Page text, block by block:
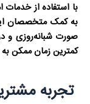
با استفاده از خدمات
به کمک متخصصان
صورت شبانه‌روزی و
کمترین زمان ممکن
تجربه